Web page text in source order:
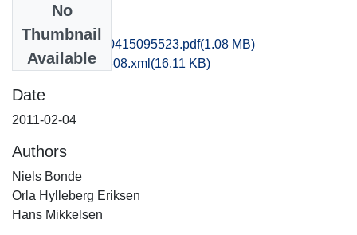
No
Thumbnail
Available
nat1mikr_20130415095523.pdf(1.08 MB)
recordxml_item_308.xml (16.11 KB)
Date
2011-02-04
Authors
Niels Bonde
Orla Hylleberg Eriksen
Hans Mikkelsen